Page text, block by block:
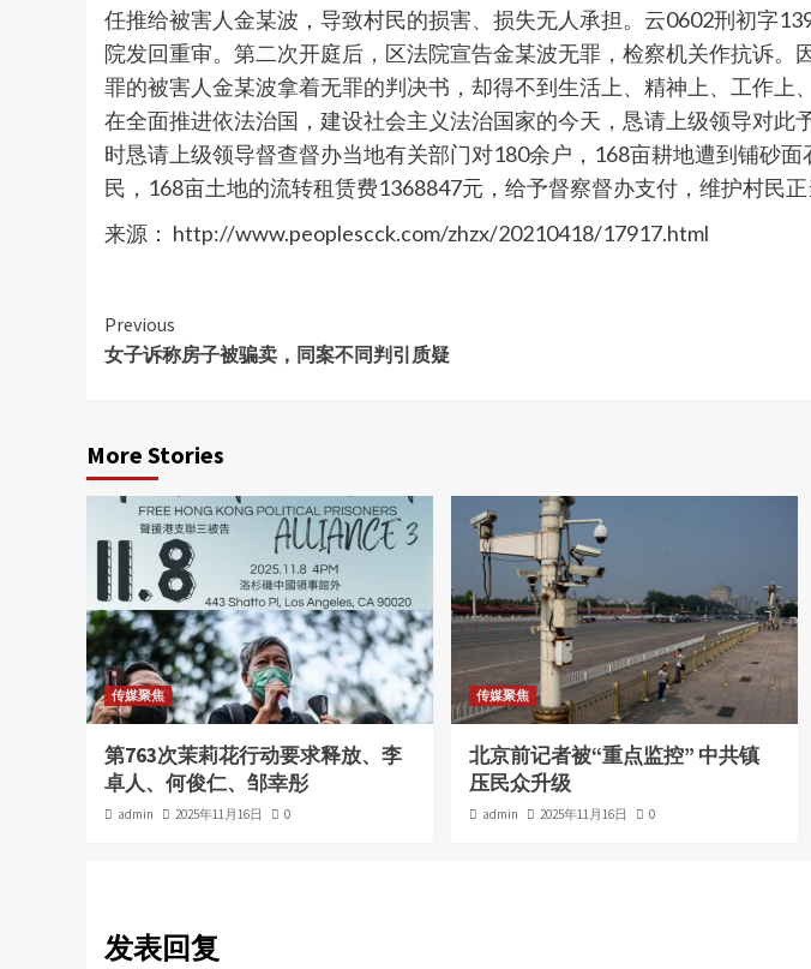
任推给被害人金某波，导致村民的损害、损失无人承担。云0602刑初字
院发回重审。第二次开庭后，区法院宣告金某波无罪，检察机关作抗诉
罪的被害人金某波拿着无罪的判决书，却得不到生活上、精神上、工作上
在全面推进依法治国，建设社会主义法治国家的今天，恳请上级领导对
时恳请上级领导督查督办当地有关部门对180余户，168亩耕地遭到铺砂
民，168亩土地的流转租赁费1368847元，给予督察督办支付，维护村民正
来源： http://www.peoplescck.com/zhzx/20210418/17917.html
Continue
Reading
Previous
女子诉称房子被骗卖，同案不同判引质疑
More Stories
传媒聚焦
第763次茉莉花行动要求释放、李
卓人、何俊仁、邹幸彤
admin 2025年11月16日 0
传媒聚焦
北京前记者被“重点监控” 中共镇
压民众升级
admin 2025年11月16日 0
发表回复